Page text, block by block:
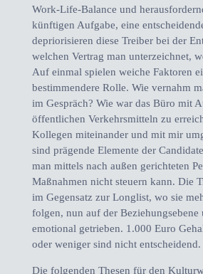
Work-Life-Balance und
künftigen Aufgabe, eine
depriorisieren diese Treiber bei der
welchen Vertrag man unterzeichnet,
Auf einmal spielen weiche Faktoren
bestimmendere Rolle. Wie vernahm
im Gespräch? Wie war das Büro mit
öffentlichen Verkehrsmitteln zu
Kollegen miteinander und mit mir
sind prägende Elemente der
man mittels nach außen gerichteten
Maßnahmen nicht steuern kann. Die
im Gegensatz zur Longlist, wo sie
folgen, nun auf der
emotional getrieben. 1.000 Euro
oder weniger sind nicht entscheidend.
Die folgenden Thesen für den